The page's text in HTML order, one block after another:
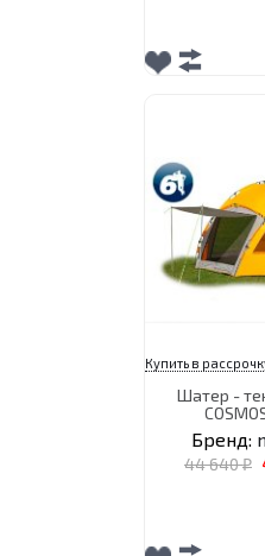
Купить в
Шатер -
Бренд:
44 640₽